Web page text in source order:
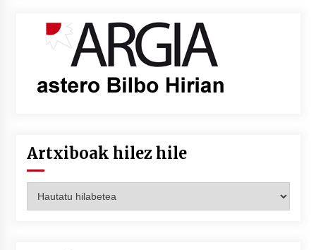
Artxiboak hilez hile
hilez